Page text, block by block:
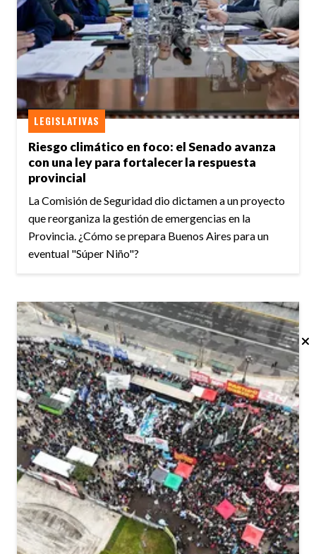
Riesgo climático en foco: el Senado avanza
con una ley para fortalecer la respuesta
provincial
LEGISLATIVAS
La Comisión de Seguridad dio dictamen a un proyecto
que reorganiza la gestión de emergencias en la
Provincia. ¿Cómo se prepara Buenos Aires para un
eventual "Súper Niño"?